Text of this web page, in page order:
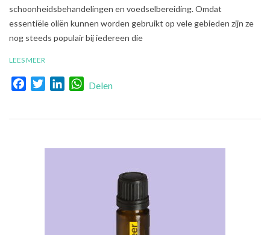
schoonheidsbehandelingen en voedselbereiding. Omdat
essentiële oliën kunnen worden gebruikt op vele gebieden zijn ze
nog steeds populair bij iedereen die
LEES MEER
FacebookTwitterLinkedInWhatsApp
Delen